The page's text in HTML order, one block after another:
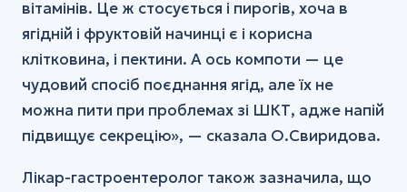
вітамінів. Це ж стосується і пирогів, хоча в
ягідній і фруктовій начинці є і корисна
клітковина, і пектини. А ось компоти — це
чудовий спосіб поєднання ягід, але їх не
можна пити при проблемах зі ШКТ, адже напій
підвищує секрецію», — сказала О.Свиридова.
Лікар-гастроентеролог також зазначила, що